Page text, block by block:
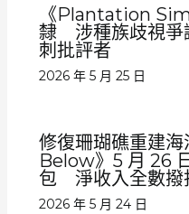
《Plantation
隸 涉種族歧視爭
刺批評者
2026 年 5 月 25 日
修復珊瑚礁重建
Below》5 月 26
包 淨收入全數撥
2026 年 5 月 24 日